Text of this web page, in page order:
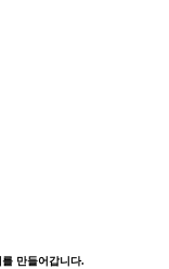
만들어갑니다.